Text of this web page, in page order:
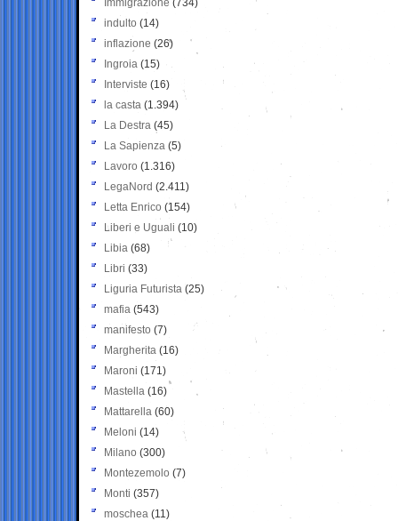
Immigrazione (734)
indulto (14)
inflazione (26)
Ingroia (15)
Interviste (16)
la casta (1.394)
La Destra (45)
La Sapienza (5)
Lavoro (1.316)
LegaNord (2.411)
Letta Enrico (154)
Liberi e Uguali (10)
Libia (68)
Libri (33)
Liguria Futurista (25)
mafia (543)
manifesto (7)
Margherita (16)
Maroni (171)
Mastella (16)
Mattarella (60)
Meloni (14)
Milano (300)
Montezemolo (7)
Monti (357)
moschea (11)